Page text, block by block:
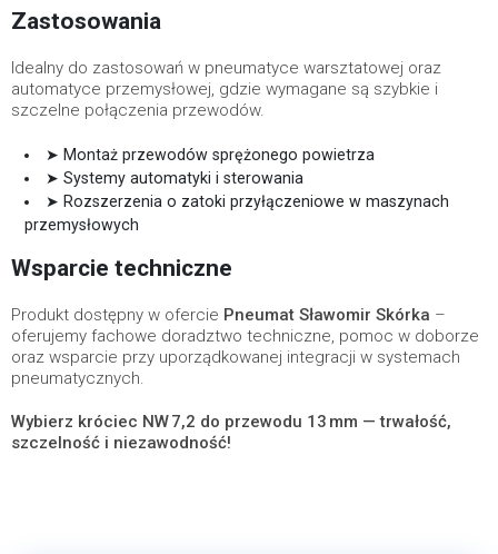
Zastosowania
Idealny do zastosowań w pneumatyce warsztatowej oraz
automatyce przemysłowej, gdzie wymagane są szybkie i
szczelne połączenia przewodów.
➤ Montaż przewodów sprężonego powietrza
➤ Systemy automatyki i sterowania
➤ Rozszerzenia o zatoki przyłączeniowe w maszynach
przemysłowych
Wsparcie techniczne
Produkt dostępny w ofercie Pneumat Sławomir Skórka –
oferujemy fachowe doradztwo techniczne, pomoc w doborze
oraz wsparcie przy uporządkowanej integracji w systemach
pneumatycznych.
Wybierz króciec NW 7,2 do przewodu 13 mm — trwałość,
szczelność i niezawodność!